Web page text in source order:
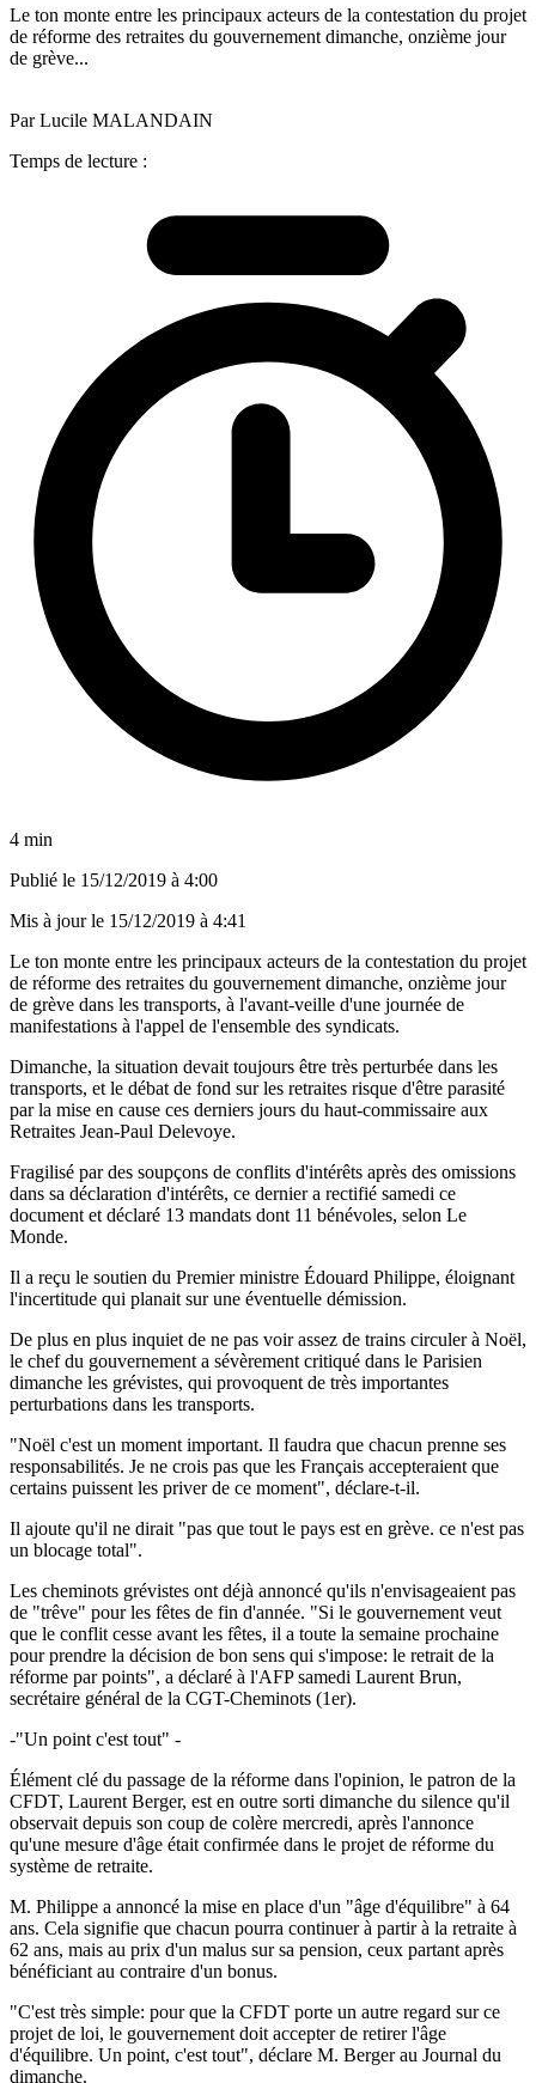
Le ton monte entre les principaux acteurs de la contestation du projet
de réforme des retraites du gouvernement dimanche, onzième jour
de grève...
Par Lucile MALANDAIN
Temps de lecture :
4 min
Publié le 15/12/2019 à 4:00
Mis à jour le 15/12/2019 à 4:41
Le ton monte entre les principaux acteurs de la contestation du projet
de réforme des retraites du gouvernement dimanche, onzième jour
de grève dans les transports, à l'avant-veille d'une journée de
manifestations à l'appel de l'ensemble des syndicats.
Dimanche, la situation devait toujours être très perturbée dans les
transports, et le débat de fond sur les retraites risque d'être parasité
par la mise en cause ces derniers jours du haut-commissaire aux
Retraites Jean-Paul Delevoye.
Fragilisé par des soupçons de conflits d'intérêts après des omissions
dans sa déclaration d'intérêts, ce dernier a rectifié samedi ce
document et déclaré 13 mandats dont 11 bénévoles, selon Le
Monde.
Il a reçu le soutien du Premier ministre Édouard Philippe, éloignant
l'incertitude qui planait sur une éventuelle démission.
De plus en plus inquiet de ne pas voir assez de trains circuler à Noël,
le chef du gouvernement a sévèrement critiqué dans le Parisien
dimanche les grévistes, qui provoquent de très importantes
perturbations dans les transports.
"Noël c'est un moment important. Il faudra que chacun prenne ses
responsabilités. Je ne crois pas que les Français accepteraient que
certains puissent les priver de ce moment", déclare-t-il.
Il ajoute qu'il ne dirait "pas que tout le pays est en grève. ce n'est pas
un blocage total".
Les cheminots grévistes ont déjà annoncé qu'ils n'envisageaient pas
de "trêve" pour les fêtes de fin d'année. "Si le gouvernement veut
que le conflit cesse avant les fêtes, il a toute la semaine prochaine
pour prendre la décision de bon sens qui s'impose: le retrait de la
réforme par points", a déclaré à l'AFP samedi Laurent Brun,
secrétaire général de la CGT-Cheminots (1er).
-"Un point c'est tout" -
Élément clé du passage de la réforme dans l'opinion, le patron de la
CFDT, Laurent Berger, est en outre sorti dimanche du silence qu'il
observait depuis son coup de colère mercredi, après l'annonce
qu'une mesure d'âge était confirmée dans le projet de réforme du
système de retraite.
M. Philippe a annoncé la mise en place d'un "âge d'équilibre" à 64
ans. Cela signifie que chacun pourra continuer à partir à la retraite à
62 ans, mais au prix d'un malus sur sa pension, ceux partant après
bénéficiant au contraire d'un bonus.
"C'est très simple: pour que la CFDT porte un autre regard sur ce
projet de loi, le gouvernement doit accepter de retirer l'âge
d'équilibre. Un point, c'est tout", déclare M. Berger au Journal du
dimanche.